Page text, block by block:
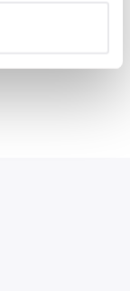
när som